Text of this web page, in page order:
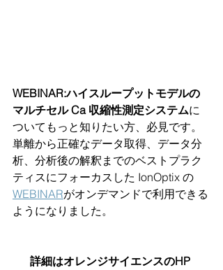
WEBINAR:ハイスループットモデルの
マルチセル Ca 収縮性測定システムに
ついてもっと知りたい方、必見です。
単離から正確なデータ取得、データ分
析、分析後の解釈までのベストプラク
ティスにフォーカスした IonOptix の
WEBINARがオンデマンドで利用できる
ようになりました。
詳細はオレンジサイエンスのHP